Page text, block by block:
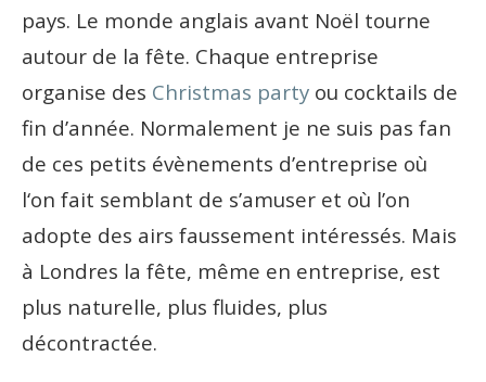
pays. Le monde anglais avant Noël tourne
autour de la fête. Chaque entreprise
organise des Christmas party ou cocktails de
fin d’année. Normalement je ne suis pas fan
de ces petits évènements d’entreprise où
l‘on fait semblant de s’amuser et où l’on
adopte des airs faussement intéressés. Mais
à Londres la fête, même en entreprise, est
plus naturelle, plus fluides, plus
décontractée.